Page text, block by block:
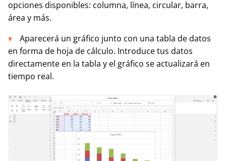
opciones disponibles: columna, línea, circular, barra,
área y más.
Aparecerá un gráfico junto con una tabla de datos
en forma de hoja de cálculo. Introduce tus datos
directamente en la tabla y el gráfico se actualizará en
tiempo real.